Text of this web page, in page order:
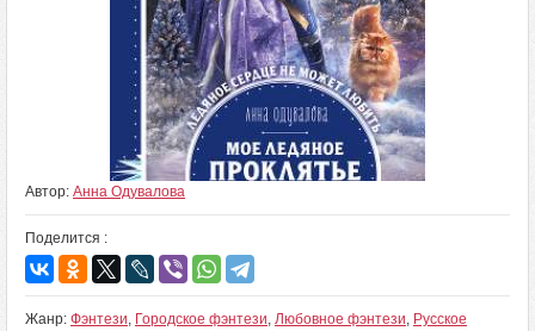
Автор: Анна Одувалова
Поделится :
Жанр: Фэнтези, Городское фэнтези, Любовное фэнтези, Русское